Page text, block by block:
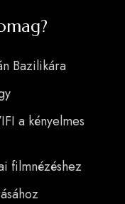
Bazilikára
a kényelmes
filmnézéshez